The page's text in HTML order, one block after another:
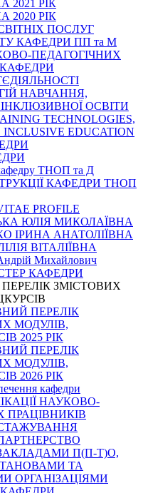
2021 РІК
2020 РІК
ПОСЛУГ
КАФЕДРИ ПП та М
ПЕДАГОГІЧНИХ
НАВЧАННЯ,
ОСВІТИ
TECHNOLOGIES,
EDUCATION
ТНОП та Д
КАФЕДРИ ТНОП
PROFILE
ЮЛІЯ МИКОЛАЇВНА
ІРИНА АНАТОЛІЇВНА
ВІТАЛІЇВНА
Михайлович
КАФЕДРИ
ЗМІСТОВИХ
ПЕРЕЛІК
МОДУЛІВ,
2025 РІК
ПЕРЕЛІК
МОДУЛІВ,
2026 РІК
кафедри
НАУКОВО-
ПРАЦІВНИКІВ
П(П-Т)О,
ТА
ОРГАНІЗАЦІЯМИ